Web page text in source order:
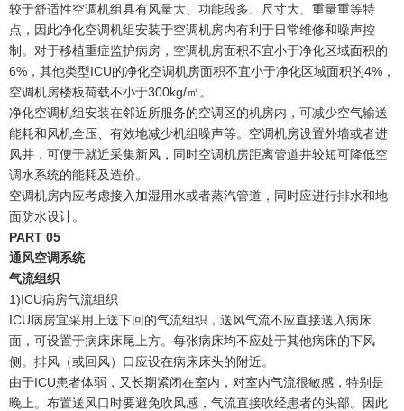
较于舒适性空调机组具有风量大、功能段多、尺寸大、重量重等特
点，因此净化空调机组安装于空调机房内有利于日常维修和噪声控
制。对于移植重症监护病房，空调机房面积不宜小于净化区域面积的
6%，其他类型ICU的净化空调机房面积不宜小于净化区域面积的4%，
空调机房楼板荷载不小于300kg/㎡。
净化空调机组安装在邻近所服务的空调区的机房内，可减少空气输送
能耗和风机全压、有效地减少机组噪声等。空调机房设置外墙或者进
风井，可便于就近采集新风，同时空调机房距离管道井较短可降低空
调水系统的能耗及造价。
空调机房内应考虑接入加湿用水或者蒸汽管道，同时应进行排水和地
面防水设计。
PART 05
通风空调系统
气流组织
1)ICU病房气流组织
ICU病房宜采用上送下回的气流组织，送风气流不应直接送入病床
面，可设置于病床床尾上方。每张病床均不应处于其他病床的下风
侧。排风（或回风）口应设在病床床头的附近。
由于ICU患者体弱，又长期紧闭在室内，对室内气流很敏感，特别是
晚上。布置送风口时要避免吹风感，气流直接吹经患者的头部。因此